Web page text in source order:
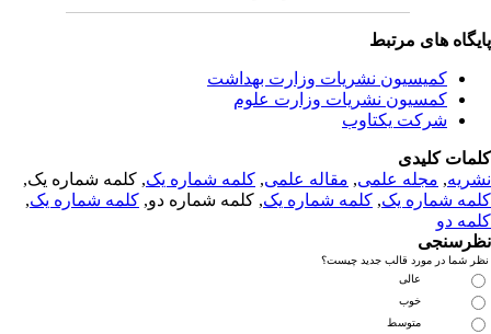
های مرتبط
کمیسیون نشریات وزارت بهداشت
کمسیون نشریات وزارت علوم
شرکت یکتاوب
کلیدی
,مجله علمی, مقاله علمی, کلمه شماره یک, کلمه شماره یک,
شماره یک,کلمه شماره یک, کلمه شماره دو,کلمه شماره یک,
دو
شما در مورد قالب جدید چیست؟
عالی
خوب
متوسط